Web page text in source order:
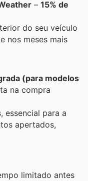
– 15% de
do seu veículo
nos meses mais
(para modelos
na compra
essencial para a
apertados,
limitado antes